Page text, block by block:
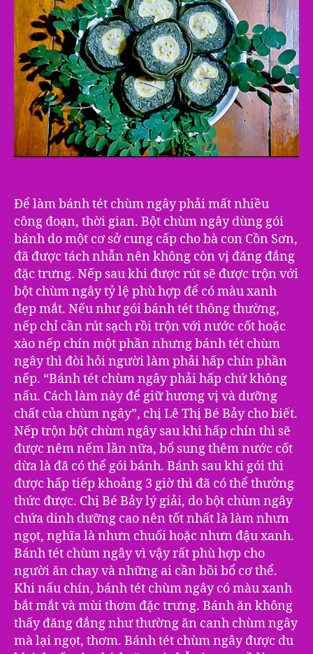
Để làm bánh tét chùm ngây phải mất nhiều
công đoạn, thời gian. Bột chùm ngây dùng gói
bánh do một cơ sở cung cấp cho bà con Cồn Sơn,
đã được tách nhẫn nên không còn vị đăng đắng
đặc trưng. Nếp sau khi được rút sẽ được trộn với
bột chùm ngây tỷ lệ phù hợp để có màu xanh
đẹp mắt. Nếu như gói bánh tét thông thường,
nếp chỉ cần rút sạch rồi trộn với nước cốt hoặc
xào nếp chín một phần nhưng bánh tét chùm
ngây thì đòi hỏi người làm phải hấp chín phần
nếp. “Bánh tét chùm ngây phải hấp chứ không
nấu. Cách làm này để giữ hương vị và dưỡng
chất của chùm ngây”, chị Lê Thị Bé Bảy cho biết.
Nếp trộn bột chùm ngây sau khi hấp chín thì sẽ
được nêm nếm lần nữa, bổ sung thêm nước cốt
dừa là đã có thể gói bánh. Bánh sau khi gói thì
được hấp tiếp khoảng 3 giờ thì đã có thể thưởng
thức được. Chị Bé Bảy lý giải, do bột chùm ngây
chứa dinh dưỡng cao nên tốt nhất là làm nhưn
ngọt, nghĩa là nhưn chuối hoặc nhưn đậu xanh.
Bánh tét chùm ngây vì vậy rất phù hợp cho
người ăn chay và những ai cần bồi bổ cơ thể.
Khi nấu chín, bánh tét chùm ngây có màu xanh
bắt mắt và mùi thơm đặc trưng. Bánh ăn không
thấy đăng đắng như thường ăn canh chùm ngây
mà lại ngọt, thơm. Bánh tét chùm ngây được du